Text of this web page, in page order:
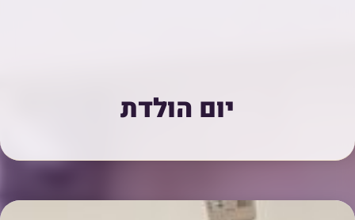
יום הולדת